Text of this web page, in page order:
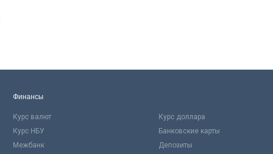
Финансы
Курс валют Курс доллара
Курс НБУ
Банковские карты
Межбанк
Депозиты